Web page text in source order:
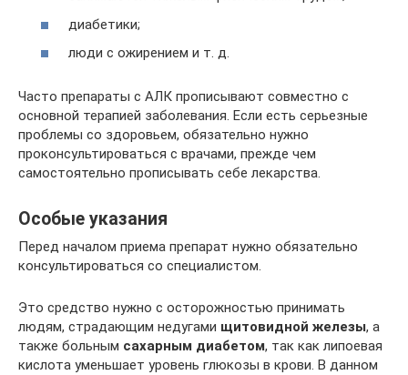
диабетики;
люди с ожирением и т. д.
Часто препараты с АЛК прописывают совместно с
основной терапией заболевания. Если есть серьезные
проблемы со здоровьем, обязательно нужно
проконсультироваться с врачами, прежде чем
самостоятельно прописывать себе лекарства.
Особые указания
Перед началом приема препарат нужно обязательно
консультироваться со специалистом.
Это средство нужно с осторожностью принимать
людям, страдающим недугами щитовидной железы, а
также больным сахарным диабетом, так как липоевая
кислота уменьшает уровень глюкозы в крови. В данном